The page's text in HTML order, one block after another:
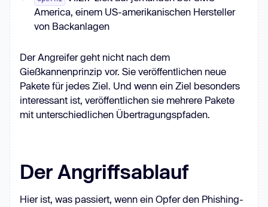
America, einem US-amerikanischen Hersteller
von Backanlagen
Der Angreifer geht nicht nach dem
Gießkannenprinzip vor. Sie veröffentlichen neue
Pakete für jedes Ziel. Und wenn ein Ziel besonders
interessant ist, veröffentlichen sie mehrere Pakete
mit unterschiedlichen Übertragungspfaden.
Der Angriffsablauf
Hier ist, was passiert, wenn ein Opfer den Phishing-